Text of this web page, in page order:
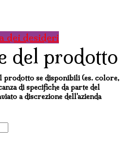
dei desideri
del prodotto
prodotto se disponibili (es. colore,
di specifiche da parte del
a discrezione dell'azienda